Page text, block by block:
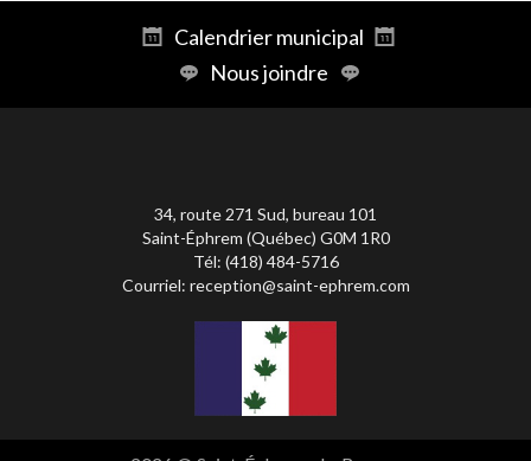
Calendrier municipal
Nous joindre
34, route 271 Sud, bureau 101
Saint-Éphrem (Québec) G0M 1R0
Tél: (418) 484-5716
Courriel: reception@saint-ephrem.com